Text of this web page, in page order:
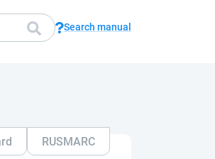
Search manual
RUSMARC